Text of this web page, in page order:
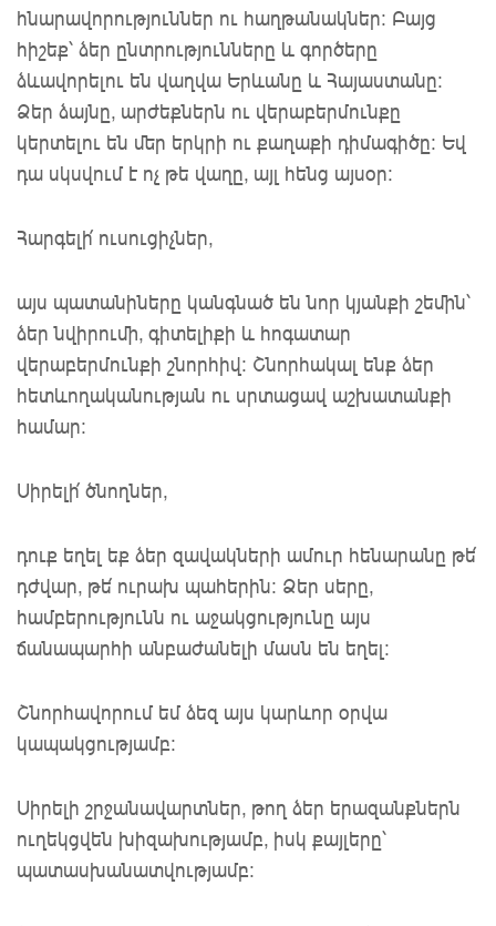
հնարավորություններ ու հաղթանակներ։ Բայց
հիշեք՝ ձեր ընտրությունները և գործերը
ձևավորելու են վաղվա Երևանը և Հայաստանը։
Ձեր ձայնը, արժեքներն ու վերաբերմունքը
կերտելու են մեր երկրի ու քաղաքի դիմագիծը։ Եվ
դա սկսվում է ոչ թե վաղը, այլ հենց այսօր։
Հարգելի՛ ուսուցիչներ,
այս պատանիները կանգնած են նոր կյանքի շեմին՝
ձեր նվիրումի, գիտելիքի և հոգատար
վերաբերմունքի շնորհիվ։ Շնորհակալ ենք ձեր
հետևողականության ու սրտացավ աշխատանքի
համար։
Սիրելի՛ ծնողներ,
դուք եղել եք ձեր զավակների ամուր հենարանը թե՛
դժվար, թե՛ ուրախ պահերին։ Ձեր սերը,
համբերությունն ու աջակցությունը այս
ճանապարհի անբաժանելի մասն են եղել։
Շնորհավորում եմ ձեզ այս կարևոր օրվա
կապակցությամբ։
Սիրելի շրջանավարտներ, թող ձեր երազանքներն
ուղեկցվեն խիզախությամբ, իսկ քայլերը՝
պատասխանատվությամբ։